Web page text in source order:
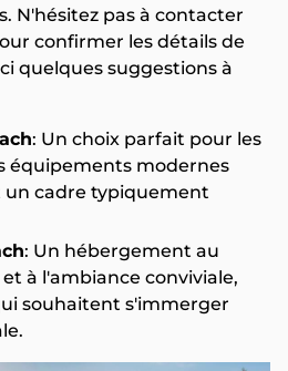
N'hésitez pas à contacter
confirmer les détails de
quelques suggestions à
: Un choix parfait pour les
équipements modernes
cadre typiquement
: Un hébergement au
à l'ambiance conviviale,
souhaitent s'immerger